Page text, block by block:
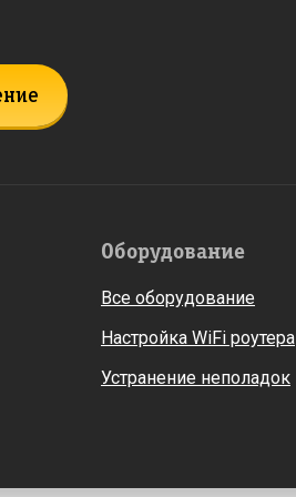
Оборудование
Все оборудование
Настройка WiFi роутера
Устранение неполадок